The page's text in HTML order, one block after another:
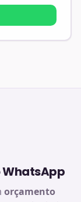
WhatsApp
orçamento